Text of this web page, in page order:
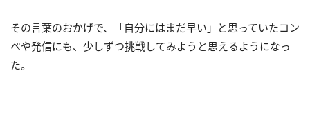
その言葉のおかげで、「自分にはまだ早い」と思っていたコン
ペや発信にも、少しずつ挑戦してみようと思えるようになっ
た。